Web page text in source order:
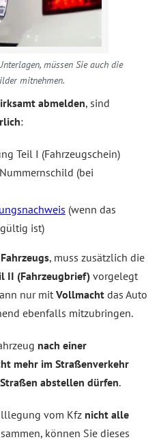
müssen Sie auch die
mitnehmen.
abmelden, sind
:
Teil I (Fahrzeugschein)
(bei
(wenn das
ist)
, muss zusätzlich die
II (Fahrzeugbrief) vorgelegt
nur mit Vollmacht das Auto
ebenfalls mitzubringen.
nach einer
mehr im Straßenverkehr
abstellen dürfen.
vom Kfz nicht alle
können Sie dieses